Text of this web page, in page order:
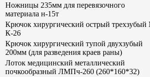
Ножницы 235мм для перевязочного
материала н-15т
Крючок хирургический острый трехзубый
К-26
Крючок хирургический тупой двухзубый
200мм (для разведения краев раны)
Лоток медицинский металлический
почкообразный ЛМПч-260 (260*160*32)